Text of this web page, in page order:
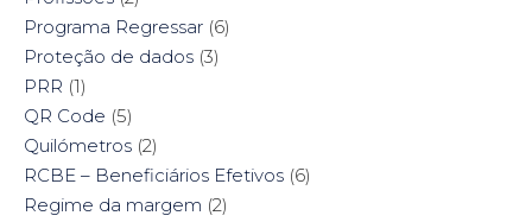
Programa Regressar (6)
Proteção de dados (3)
PRR (1)
QR Code (5)
Quilómetros (2)
RCBE – Beneficiários Efetivos (6)
Regime da margem (2)